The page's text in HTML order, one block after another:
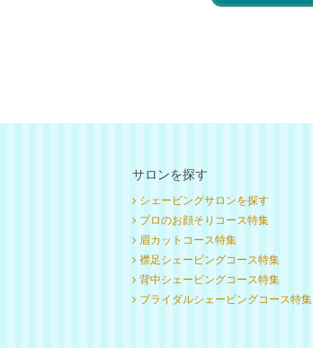
サロンを探す
シェービングサロンを探す
プロのお顔そりコース特集
眉カットコース特集
襟足シェービングコース特集
背中シェービングコース特集
ブライダルシェービングコース特集